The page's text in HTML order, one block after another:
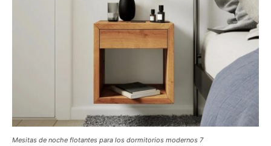
Mesitas de noche flotantes para los dormitorios modernos 7